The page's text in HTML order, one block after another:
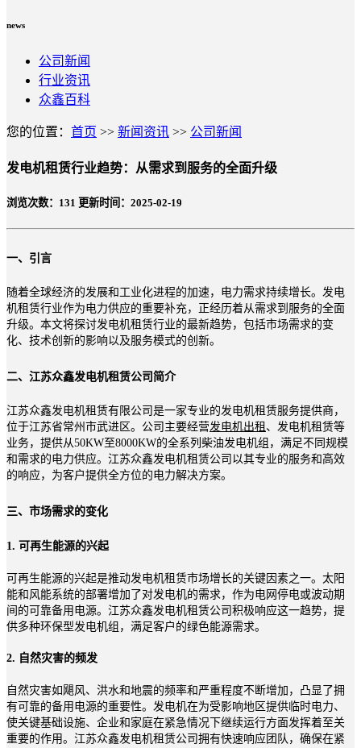
news
公司新闻
行业资讯
众鑫百科
您的位置： 首页 >> 新闻资讯 >> 公司新闻
发电机租赁行业趋势：从需求到服务的全面升级
浏览次数： 131 更新时间：2025-02-19
一、引言
随着全球经济的发展和工业化进程的加速，电力需求持续增长。发电
机租赁行业作为电力供应的重要补充，正经历着从需求到服务的全面
升级。本文将探讨发电机租赁行业的最新趋势，包括市场需求的变
化、技术创新的影响以及服务模式的创新。
二、江苏众鑫发电机租赁公司简介
江苏众鑫发电机租赁有限公司是一家专业的发电机租赁服务提供商，
位于江苏省常州市武进区。公司主要经营发电机出租 、发电机租赁等
业务，提供从50KW至8000KW的全系列柴油发电机组，满足不同规模
和需求的电力供应。江苏众鑫发电机租赁公司以其专业的服务和高效
的响应，为客户提供全方位的电力解决方案。
三、市场需求的变化
1. 可再生能源的兴起
可再生能源的兴起是推动发电机租赁市场增长的关键因素之一。太阳
能和风能系统的部署增加了对发电机的需求，作为电网停电或波动期
间的可靠备用电源。江苏众鑫发电机租赁公司积极响应这一趋势，提
供多种环保型发电机组，满足客户的绿色能源需求。
2. 自然灾害的频发
自然灾害如飓风、洪水和地震的频率和严重程度不断增加，凸显了拥
有可靠的备用电源的重要性。发电机在为受影响地区提供临时电力、
使关键基础设施、企业和家庭在紧急情况下继续运行方面发挥着至关
重要的作用。江苏众鑫发电机租赁公司拥有快速响应团队，确保在紧